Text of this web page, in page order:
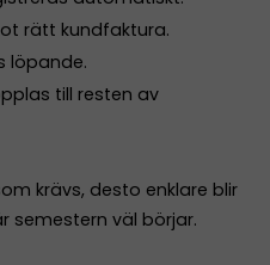
rätt kundfaktura.
löpande.
till resten av
krävs, desto enklare blir
semestern väl börjar.